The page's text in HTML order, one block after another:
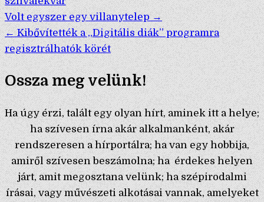
Bejegyzés
navigáció
Volt egyszer egy villanytelep →
← Kibővítették a „Digitális diák” programra
regisztrálhatók körét
Ossza meg velünk!
Ha úgy érzi, talált egy olyan hírt, aminek itt a helye;
ha szívesen írna akár alkalmanként, akár
rendszeresen a hírportálra; ha van egy hobbija,
amiről szívesen beszámolna; ha érdekes helyen
járt, amit megosztana velünk; ha szépirodalmi
írásai, vagy művészeti alkotásai vannak, amelyeket